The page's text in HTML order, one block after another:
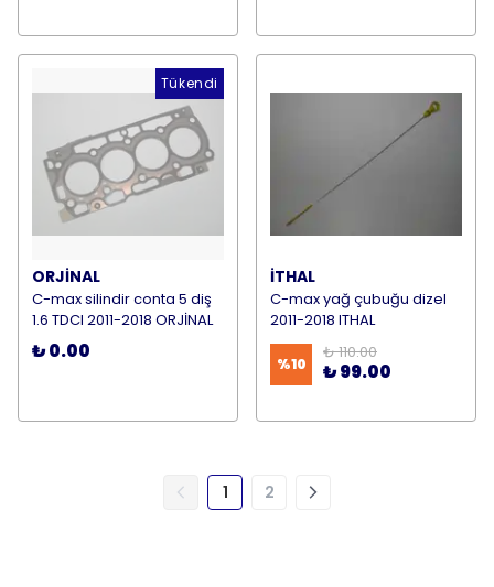
Tükendi
ORJİNAL
C-max silindir conta 5 diş
1.6 TDCI 2011-2018 ORJİNAL
₺ 0.00
İTHAL
C-max yağ çubuğu dizel
2011-2018 ITHAL
%10
₺ 110.00
₺ 99.00
1 2